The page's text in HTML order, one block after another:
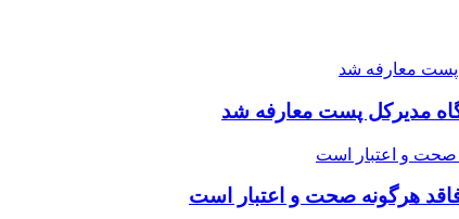
مدیرکل پست معارفه شد
فاقد هرگونه صحت و اعتبار است